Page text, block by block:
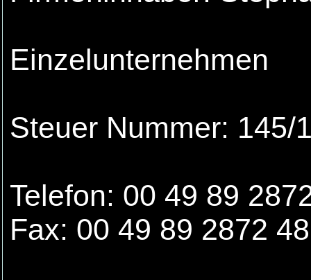
Einzelunternehmen
Steuer Nummer: 145/
Telefon: 00 49 89
Fax: 00 49 89 2872